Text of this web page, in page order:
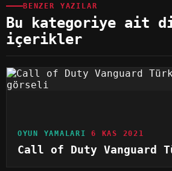
BENZER YAZILAR
Bu kategoriye ait
içerikler
OYUN YAMALARI 6 KAS 2021
Call of Duty Vanguard